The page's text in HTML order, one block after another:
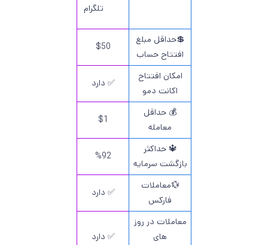
تلگرام
💲حداقل مبلغ
افتتاح حساب
$50
امکان افتتاح
اکانت دمو
✅ دارد
💰 حداقل
معامله
$1
🔱 حداکثر
بازگشت سرمایه
%92
💱معاملات
فارکس
✅ دارد
معاملات در روز
های
✅ دارد